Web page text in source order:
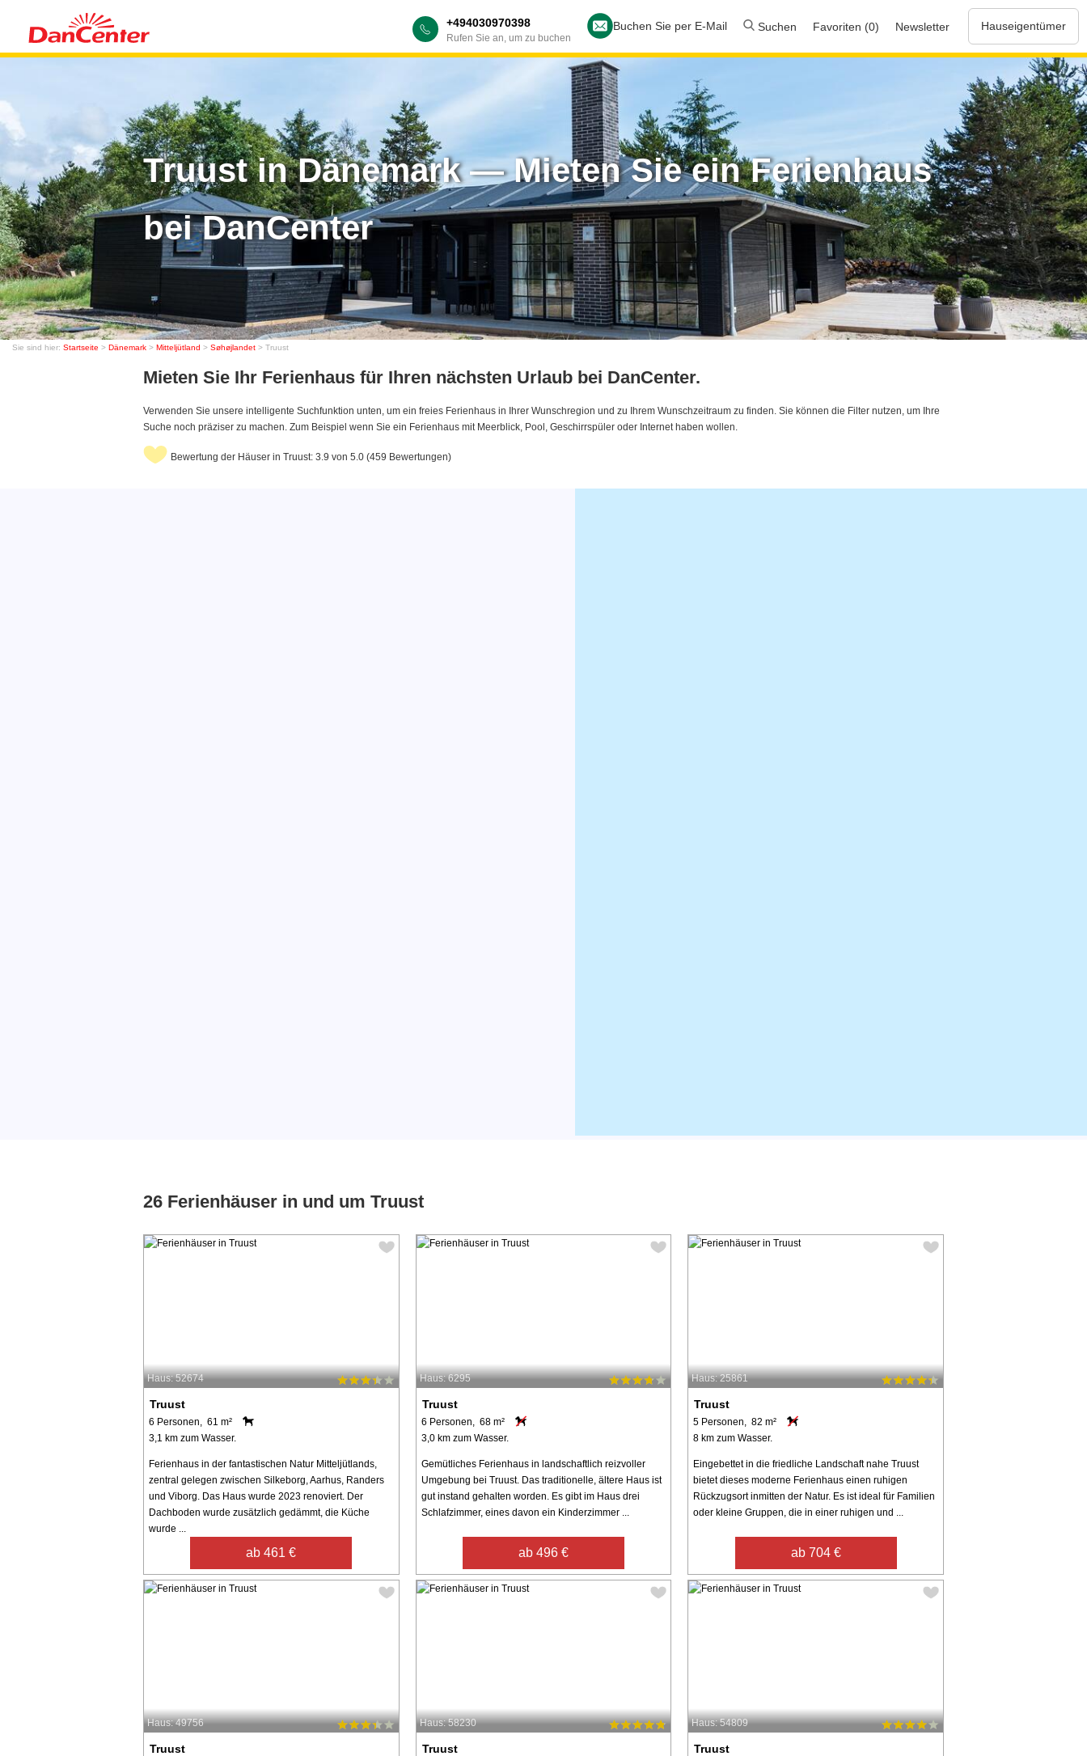
+494030970398
Rufen Sie an, um zu buchen
Buchen Sie per E-Mail Suchen Favoriten (0) Newsletter Hauseigentümer
Truust in Dänemark — Mieten Sie ein Ferienhaus
bei DanCenter
Sie sind hier: Startseite > Dänemark > Mitteljütland > Søhøjlandet > Truust
Mieten Sie Ihr Ferienhaus für Ihren nächsten Urlaub bei DanCenter.
Verwenden Sie unsere intelligente Suchfunktion unten, um ein freies Ferienhaus in Ihrer Wunschregion und zu Ihrem Wunschzeitraum zu finden. Sie können die Filter nutzen, um Ihre
Suche noch präziser zu machen. Zum Beispiel wenn Sie ein Ferienhaus mit Meerblick, Pool, Geschirrspüler oder Internet haben wollen.
Bewertung der Häuser in Truust: 3.9 von 5.0 (459 Bewertungen)
26 Ferienhäuser in und um Truust
Haus: 52674
Truust
6 Personen, 61 m²
3,1 km zum Wasser.
Ferienhaus in der fantastischen Natur Mitteljütlands,
zentral gelegen zwischen Silkeborg, Aarhus, Randers
und Viborg. Das Haus wurde 2023 renoviert. Der
Dachboden wurde zusätzlich gedämmt, die Küche
wurde ...
ab 461 €
Haus: 6295
Truust
6 Personen, 68 m²
3,0 km zum Wasser.
Gemütliches Ferienhaus in landschaftlich reizvoller
Umgebung bei Truust. Das traditionelle, ältere Haus ist
gut instand gehalten worden. Es gibt im Haus drei
Schlafzimmer, eines davon ein Kinderzimmer ...
ab 496 €
Haus: 25861
Truust
5 Personen, 82 m²
8 km zum Wasser.
Eingebettet in die friedliche Landschaft nahe Truust
bietet dieses moderne Ferienhaus einen ruhigen
Rückzugsort inmitten der Natur. Es ist ideal für Familien
oder kleine Gruppen, die in einer ruhigen und ...
ab 704 €
Haus: 49756
Truust
Haus: 58230
Truust
Haus: 54809
Truust